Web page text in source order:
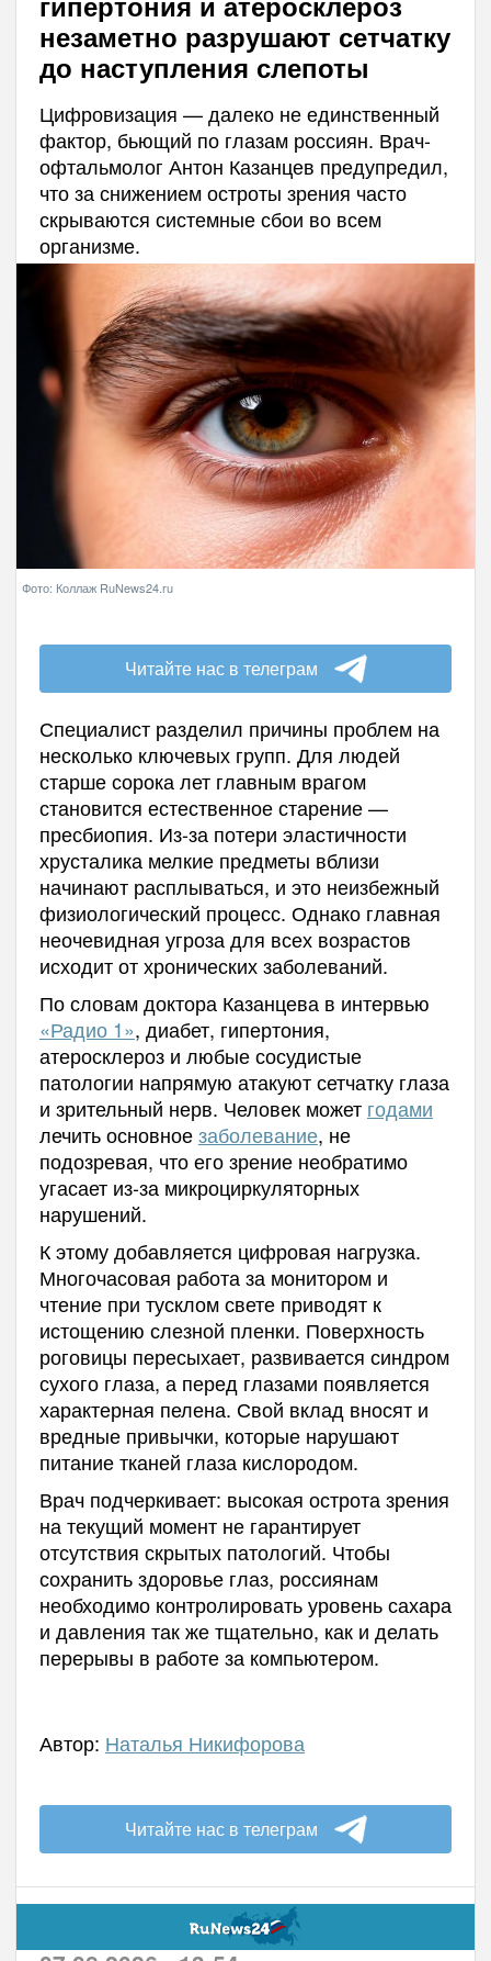
незаметно разрушают сетчатку
до наступления слепоты
Цифровизация — далеко не единственный
фактор, бьющий по глазам россиян. Врач-
офтальмолог Антон Казанцев предупредил,
что за снижением остроты зрения часто
скрываются системные сбои во всем
организме.
Фото: Коллаж RuNews24.ru
Читайте нас в телеграм
Специалист разделил причины проблем на
несколько ключевых групп. Для людей
старше сорока лет главным врагом
становится естественное старение —
пресбиопия. Из-за потери эластичности
хрусталика мелкие предметы вблизи
начинают расплываться, и это неизбежный
физиологический процесс. Однако главная
неочевидная угроза для всех возрастов
исходит от хронических заболеваний.
По словам доктора Казанцева в интервью
«Радио 1», диабет, гипертония,
атеросклероз и любые сосудистые
патологии напрямую атакуют сетчатку глаза
и зрительный нерв. Человек может годами
лечить основноезаболевание, не
подозревая, что его зрение необратимо
угасает из-за микроциркуляторных
нарушений.
К этому добавляется цифровая нагрузка.
Многочасовая работа за монитором и
чтение при тусклом свете приводят к
истощению слезной пленки. Поверхность
роговицы пересыхает, развивается синдром
сухого глаза, а перед глазами появляется
характерная пелена. Свой вклад вносят и
вредные привычки, которые нарушают
питание тканей глаза кислородом.
Врач подчеркивает: высокая острота зрения
на текущий момент не гарантирует
отсутствия скрытых патологий. Чтобы
сохранить здоровье глаз, россиянам
необходимо контролировать уровень сахара
и давления так же тщательно, как и делать
перерывы в работе за компьютером.
Автор: Наталья Никифорова
Читайте нас в телеграм